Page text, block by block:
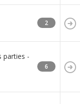
2
parties -
6